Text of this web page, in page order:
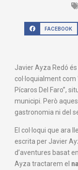
FACEBOOK
Javier Ayza Redó
col·loquialment com
Pícaros Del Faro”,
municipi. Però
gastronomia ni del
El col·loqui que ara
escrita per Javier
d’aventures basat
Ayza tractarem el